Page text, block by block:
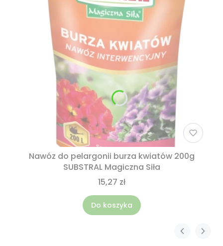
Nawóz do pelargonii burza kwiatów 200g
SUBSTRAL Magiczna Siła
15,27 zł
Do koszyka